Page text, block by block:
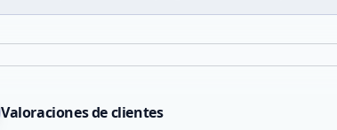
Valoraciones de clientes